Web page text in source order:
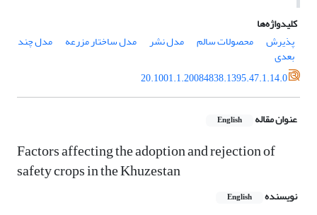
کلیدواژه‌ها
پذیرش
محصولات سالم مدل نشر مدل ساختار مزرعه مدل چند
بعدی
20.1001.1.20084838.1395.47.1.14.0
عنوان مقاله English
Factors affecting the adoption and rejection of
safety crops in the Khuzestan
نویسنده English